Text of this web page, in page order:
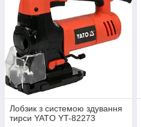
Лобзик з системою здування
тирси YATO YT-82273